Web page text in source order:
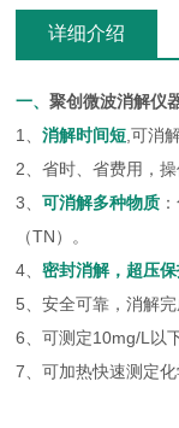
详细介绍
一、聚创微波消解仪
1、消解时间短 ,可消
2、省时、省费用，操
3、可消解多种物质
（TN）。
4、密封消解，超压
5、安全可靠，消解完
6、可测定10mg/L以
7、可加热快速测定